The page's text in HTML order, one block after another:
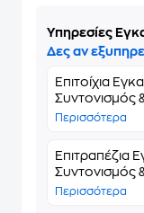
Υπηρεσίες
Δες αν
Επιτοίχια
Συντονισμός
Περισσότερα
Επιτραπέζια
Συντονισμός
Περισσότερα